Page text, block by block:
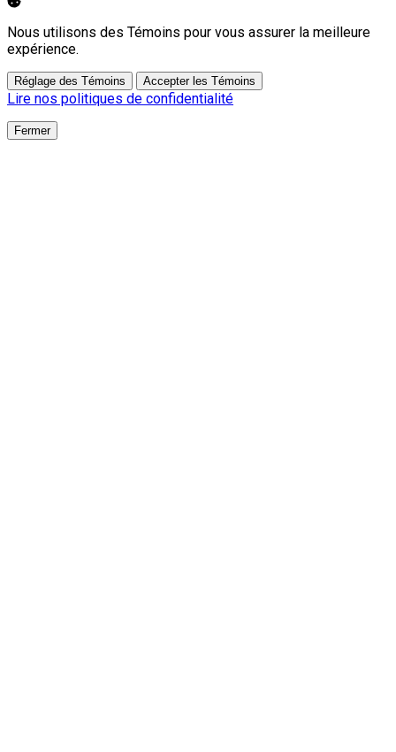
Nous utilisons des Témoins pour vous assurer la meilleure
expérience.
Réglage des Témoins Accepter les Témoins
Lire nos politiques de confidentialité
Fermer